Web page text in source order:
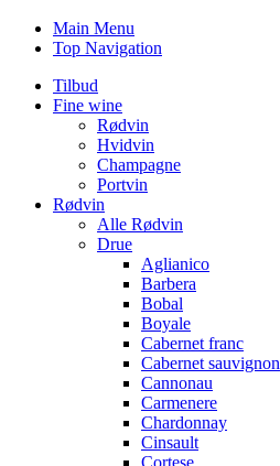
Main Menu
Top Navigation
Tilbud
Fine wine
Rødvin
Hvidvin
Champagne
Portvin
Rødvin
Alle Rødvin
Drue
Aglianico
Barbera
Bobal
Boyale
Cabernet franc
Cabernet sauvignon
Cannonau
Carmenere
Chardonnay
Cinsault
Cortese